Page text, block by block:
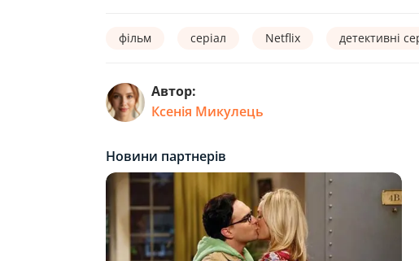
фільм серіал Netflix детективні
Автор:
Ксенія Микулець